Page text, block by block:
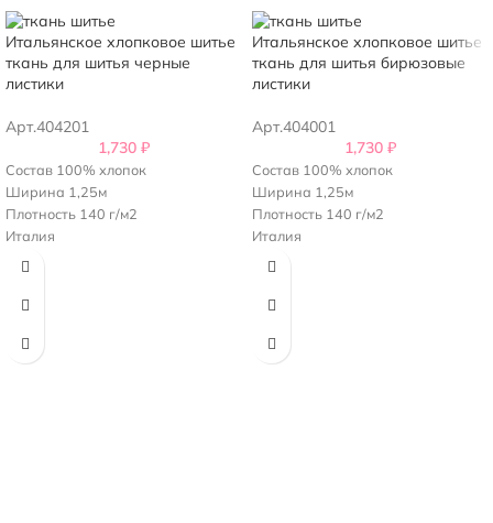
Итальянское хлопковое шитье
ткань для шитья черные
листики
Арт.404201
1,730 ₽
Состав 100% хлопок
Ширина 1,25м
Плотность 140 г/м2
Италия
Итальянское хлопковое шитье
ткань для шитья бирюзовые
листики
Арт.404001
1,730 ₽
Состав 100% хлопок
Ширина 1,25м
Плотность 140 г/м2
Италия